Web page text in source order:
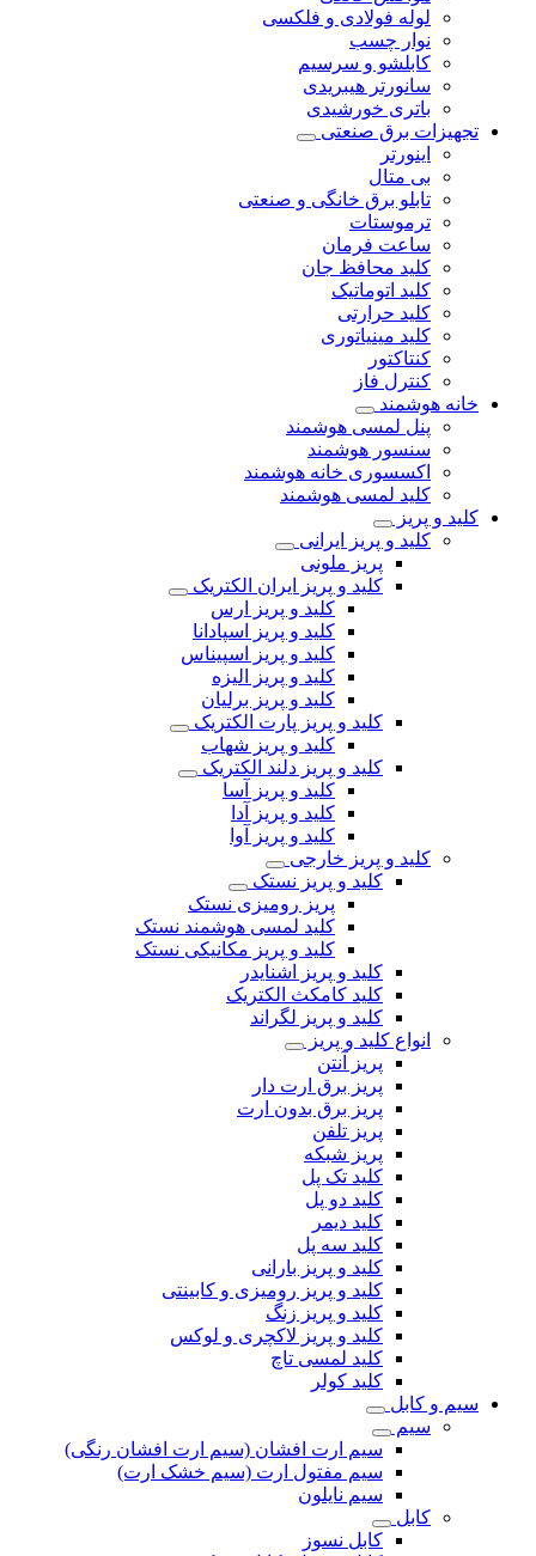
لوله فولادی و فلکسی
نوار چسب
کابلشو و سرسیم
سانورتر هیبریدی
باتری خورشیدی
تجهیزات برق صنعتی
اینورتر
بی متال
تابلو برق خانگی و صنعتی
ترموستات
ساعت فرمان
کلید محافظ جان
کلید اتوماتیک
کلید حرارتی
کلید مینیاتوری
کنتاکتور
کنترل فاز
خانه هوشمند
پنل لمسی هوشمند
سنسور هوشمند
اکسسوری خانه هوشمند
کلید لمسی هوشمند
کلید و پریز
کلید و پریز ایرانی
پریز ملونی
کلید و پریز ایران الکتریک
کلید و پریز ارس
کلید و پریز اسپادانا
کلید و پریز اسپیناس
کلید و پریز الیزه
کلید و پریز برلیان
کلید و پریز پارت الکتریک
کلید و پریز شهاب
کلید و پریز دلند الکتریک
کلید و پریز آسا
کلید و پریز آدا
کلید و پریز آوا
کلید و پریز خارجی
کلید و پریز نستک
پریز رومیزی نستک
کلید لمسی هوشمند نستک
کلید و پریز مکانیکی نستک
کلید و پریز اشنایدر
کلید کامکث الکتریک
کلید و پریز لگراند
انواع کلید و پریز
پریز آنتن
پریز برق ارت دار
پریز برق بدون ارت
پریز تلفن
پریز شبکه
کلید تک پل
کلید دو پل
کلید دیمر
کلید سه پل
کلید و پریز بارانی
کلید و پریز رومیزی و کابینتی
کلید و پریز زنگ
کلید و پریز لاکچری و لوکس
کلید لمسی تاچ
کلید کولر
سیم و کابل
سیم
سیم ارت افشان (سیم ارت افشان رنگی)
سیم مفتول ارت (سیم خشک ارت)
سیم نایلون
کابل
کابل نسوز